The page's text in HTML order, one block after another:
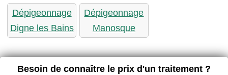
Dépigeonnage
Digne les Bains
Dépigeonnage
Manosque
Besoin de connaître le prix d'un traitement ?